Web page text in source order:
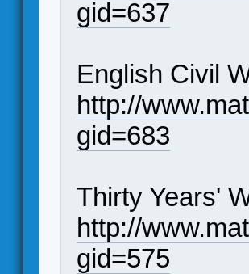
gid=637
English Civil
http://
gid=683
Thirty Years'
http://
gid=575